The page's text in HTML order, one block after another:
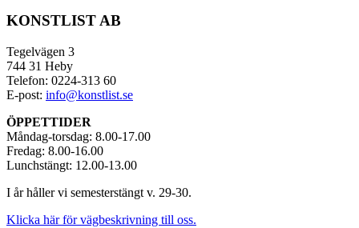
KONSTLIST AB
Tegelvägen 3
744 31 Heby
Telefon: 0224-313 60
E-post: info@konstlist.se
ÖPPETTIDER
Måndag-torsdag: 8.00-17.00
Fredag: 8.00-16.00
Lunchstängt: 12.00-13.00
I år håller vi semesterstängt v. 29-30.
Klicka här för vägbeskrivning till oss.